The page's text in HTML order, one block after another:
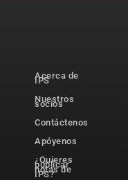
Acerca de
IPS
Nuestros
socios
Contáctenos
Apóyenos
¿Quieres
publicar
notas de
IPS?